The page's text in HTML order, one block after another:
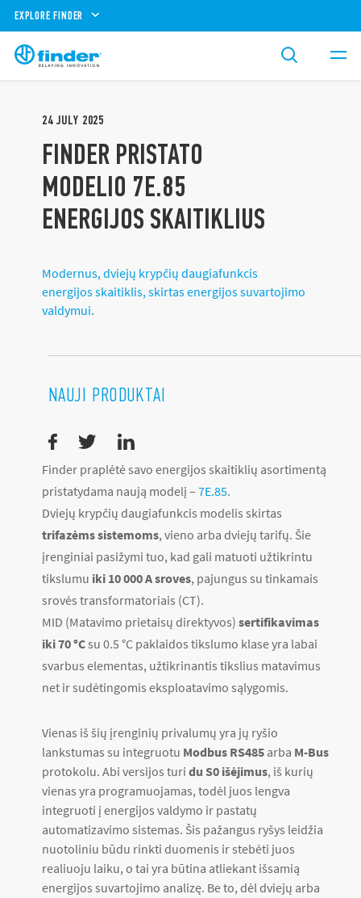
EXPLORE FINDER
24 JULY 2025
FINDER PRISTATO
MODELIO 7E.85
ENERGIJOS SKAITIKLIUS
Modernus, dviejų krypčių daugiafunkcis
energijos skaitiklis, skirtas energijos suvartojimo
valdymui.
NAUJI PRODUKTAI
Finder praplėtė savo energijos skaitiklių asortimentą
pristatydama naują modelį – 7E.85.
Dviejų krypčių daugiafunkcis modelis skirtas
trifazėms sistemoms, vieno arba dviejų tarifų. Šie
įrenginiai pasižymi tuo, kad gali matuoti užtikrintu
tikslumu iki 10 000 A sroves, pajungus su tinkamais
srovės transformatoriais (CT).
MID (Matavimo prietaisų direktyvos) sertifikavimas
iki 70 °Csu 0.5 °C paklaidos tikslumo klase yra labai
svarbus elementas, užtikrinantis tikslius matavimus
net ir sudėtingomis eksploatavimo sąlygomis.
Vienas iš šių įrenginių privalumų yra jų ryšio
lankstumas su integruotu Modbus RS485 arba M-Bus
protokolu. Abi versijos turi du S0 išėjimus, iš kurių
vienas yra programuojamas, todėl juos lengva
integruoti į energijos valdymo ir pastatų
automatizavimo sistemas. Šis pažangus ryšys leidžia
nuotoliniu būdu rinkti duomenis ir stebėti juos
realiuoju laiku, o tai yra būtina atliekant išsamią
energijos suvartojimo analizę. Be to, dėl dviejų arba